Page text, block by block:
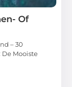
Of
– 30
Mooiste